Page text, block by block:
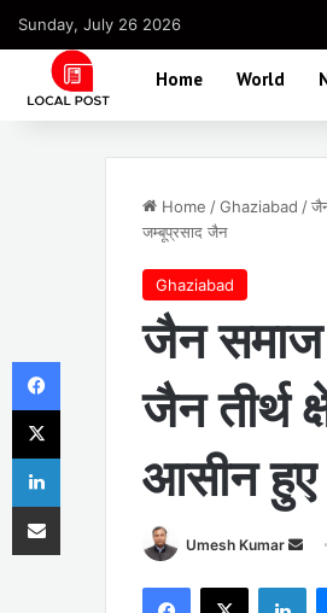
Sunday, July 26 2026
Home World
Home /Ghaziabad /
जम्बूप्रसाद जैन
Ghaziabad
जैन समाज
जैन तीर्थ
आसीन हुए
Umesh Kumar
Facebook
X
Facebook
X
LinkedIn
Share via Email